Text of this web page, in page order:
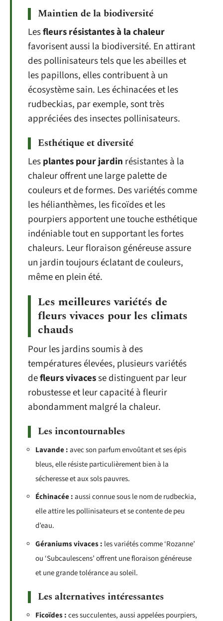
Maintien de la biodiversité
Lesfleurs résistantes à la chaleur
favorisent aussi la biodiversité. En attirant
des pollinisateurs tels que les abeilles et
les papillons, elles contribuent à un
écosystème sain. Les échinacées et les
rudbeckias, par exemple, sont très
appréciées des insectes pollinisateurs.
Esthétique et diversité
Lesplantes pour jardin résistantes à la
chaleur offrent une large palette de
couleurs et de formes. Des variétés comme
les hélianthèmes, les ficoïdes et les
pourpiers apportent une touche esthétique
indéniable tout en supportant les fortes
chaleurs. Leur floraison généreuse assure
un jardin toujours éclatant de couleurs,
même en plein été.
Les meilleures variétés de
fleurs vivaces pour les climats
chauds
Pour les jardins soumis à des
températures élevées, plusieurs variétés
defleurs vivacesse distinguent par leur
robustesse et leur capacité à fleurir
abondamment malgré la chaleur.
Les incontournables
Lavande :avec son parfum envoûtant et ses épis
bleus, elle résiste particulièrement bien à la
sécheresse et aux sols pauvres.
Échinacée :aussi connue sous le nom de rudbeckia,
elle attire les pollinisateurs et se contente de peu
d’eau.
Géraniums vivaces : les variétés comme ‘Rozanne’
ou ‘Subcaulescens’ offrent une floraison généreuse
et une grande tolérance au soleil.
Les alternatives intéressantes
Ficoïdes :ces succulentes, aussi appelées pourpiers,